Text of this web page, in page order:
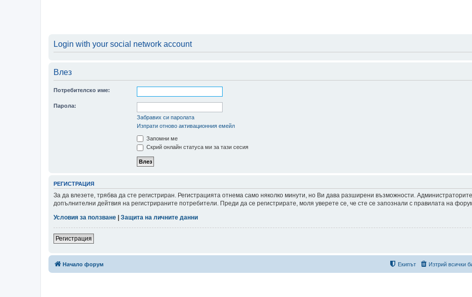
Login with your social network account
Влез
Потребителско име:
Парола:
Забравих си паролата
Изпрати отново активационния емейл
Запомни ме
Скрий онлайн статуса ми за тази сесия
РЕГИСТРАЦИЯ
За да влезете, трябва да сте регистриран. Регистрацията отнема само няколко минути, но Ви дава разширени възможности.
допълнителни дейтвия на регистрираните потребители. Преди да се регистрирате, моля уверете се, че сте се запознали с правилата на
Условия за ползване
Защита на личните данни
Регистрация
Начало форум Изтрий всички
Екипът